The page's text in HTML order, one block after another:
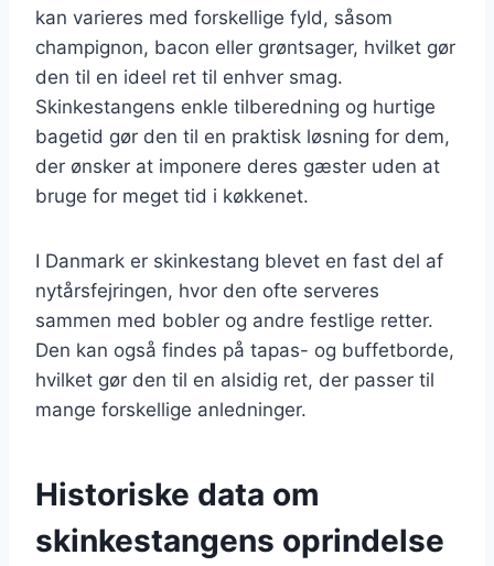
kan varieres med forskellige fyld, såsom
champignon, bacon eller grøntsager, hvilket gør
den til en ideel ret til enhver smag.
Skinkestangens enkle tilberedning og hurtige
bagetid gør den til en praktisk løsning for dem,
der ønsker at imponere deres gæster uden at
bruge for meget tid i køkkenet.
I Danmark er skinkestang blevet en fast del af
nytårsfejringen, hvor den ofte serveres
sammen med bobler og andre festlige retter.
Den kan også findes på tapas- og buffetborde,
hvilket gør den til en alsidig ret, der passer til
mange forskellige anledninger.
Historiske data om
skinkestangens oprindelse